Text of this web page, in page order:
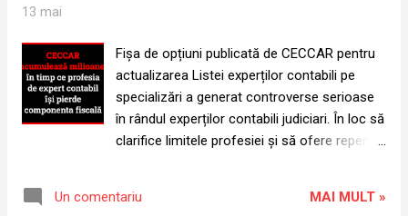
într-o etapă esențială a accesului la profesia
contabilă. Problema stagiului CECCAR nu
este una de abordare administrativă internă,
ci de temei legal. Accesul la profesia de
expert contabil și contabil autorizat este
este parte integrantă a acestui acces....
13 mai
Fișa de opțiuni publicată de CECCAR pentru
actualizarea Listei experților contabili pe
specializări a generat controverse serioase
în rândul experților contabili judiciari. În loc să
clarifice limitele profesiei și să ofere repere
competențele, temeiul legal și riscurile la
Un comentariu MAI MULT »